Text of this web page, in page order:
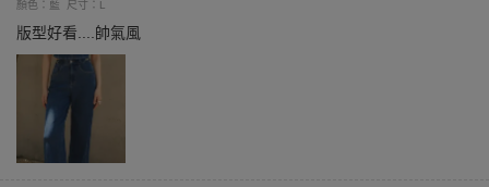
顏色：藍
尺寸：L
版型好看....帥氣風